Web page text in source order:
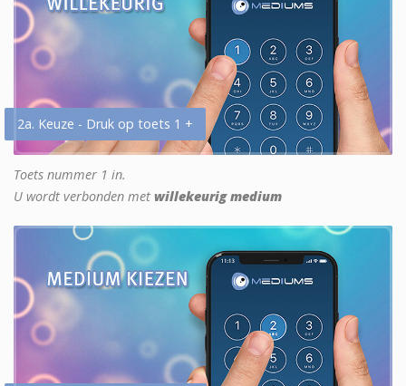
2a. Keuze - Druk op toets 1 +
Toets nummer 1 in.
U wordt verbonden met willekeurig medium